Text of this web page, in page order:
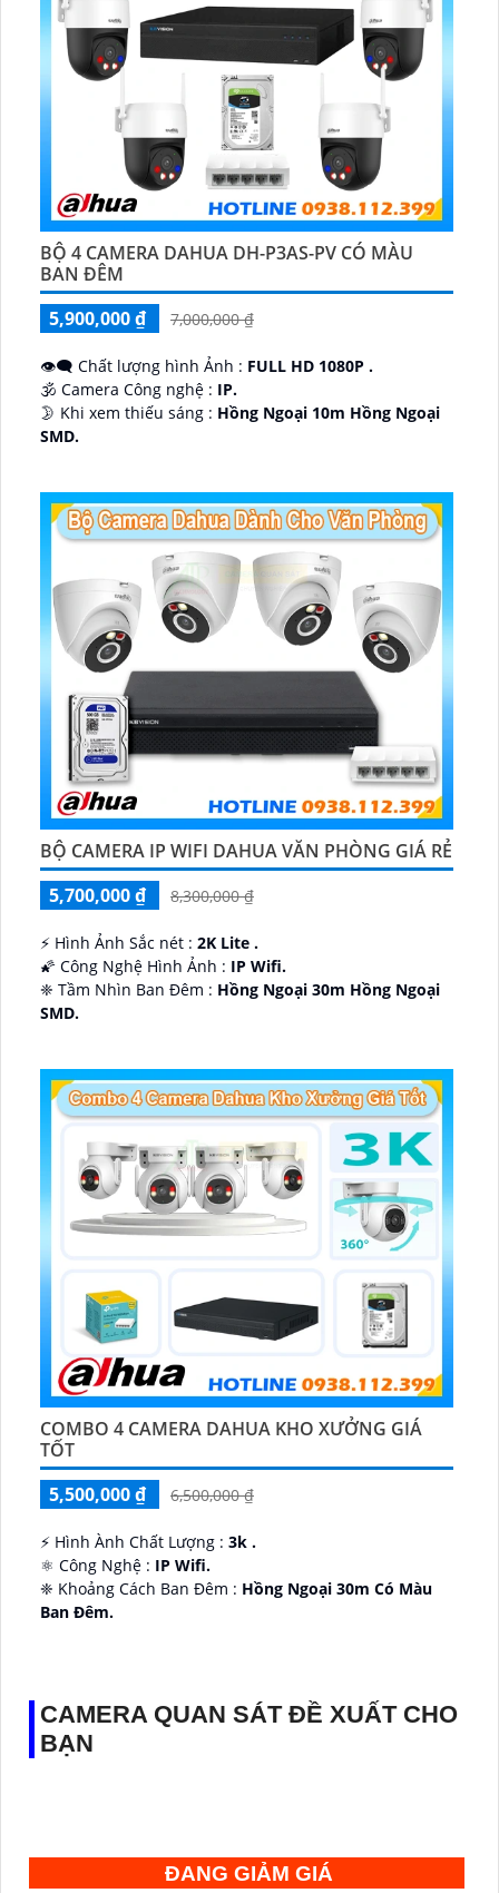
BỘ 4 CAMERA DAHUA DH-P3AS-PV CÓ MÀU
BAN ĐÊM
5,900,000 ₫
7,000,000 ₫
👁️‍🗨 Chất lượng hình Ảnh : FULL HD 1080P .
🕉️ Camera Công nghệ : IP.
🌛 Khi xem thiếu sáng : Hồng Ngoại 10m Hồng Ngoại
SMD.
BỘ CAMERA IP WIFI DAHUA VĂN PHÒNG GIÁ RẺ
5,700,000 ₫
8,300,000 ₫
️⚡ Hình Ảnh Sắc nét : 2K Lite .
🌠 Công Nghệ Hình Ảnh : IP Wifi.
❈ Tầm Nhìn Ban Đêm : Hồng Ngoại 30m Hồng Ngoại
SMD.
COMBO 4 CAMERA DAHUA KHO XƯỞNG GIÁ
TỐT
5,500,000 ₫
6,500,000 ₫
️⚡ Hình Ành Chất Lượng : 3k .
⚛️ Công Nghệ : IP Wifi.
❈ Khoảng Cách Ban Đêm : Hồng Ngoại 30m Có Màu
Ban Ðêm.
CAMERA QUAN SÁT ĐỀ XUẤT CHO
BẠN
ĐANG GIẢM GIÁ